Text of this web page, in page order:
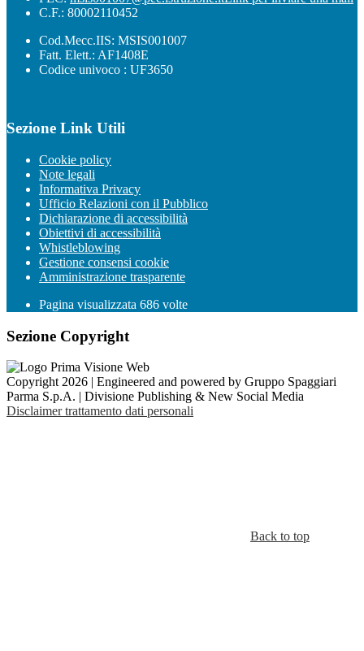
C.F.: 80002110452
Cod.Mecc.IIS: MSIS001007
Fatt. Elett.: AF1408E
Codice univoco : UF3650
Sezione Link Utili
Cookie policy
Note legali
Informativa Privacy
Ufficio Relazioni con il Pubblico
Dichiarazione di accessibilità
Obiettivi di accessibilità
Whistleblowing
Gestione consensi cookie
Amministrazione trasparente
Pagina visualizzata 686 volte
Sezione Copyright
Copyright 2026 | Engineered and powered by Gruppo Spaggiari
Parma S.p.A. | Divisione Publishing & New Social Media
Disclaimer trattamento dati personali
Back to top